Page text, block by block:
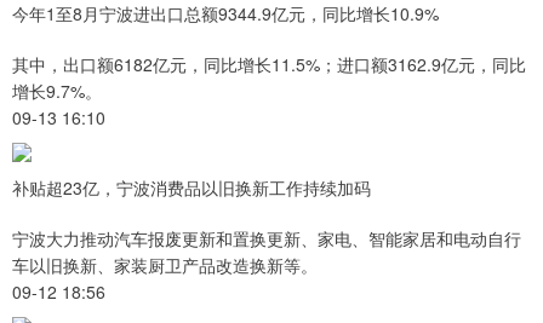
今年1至8月宁波进出口总额9344.9亿元，同比增长10.9%
其中，出口额6182亿元，同比增长11.5%；进口额3162.9亿元，同比
增长9.7%。
09-13 16:10
补贴超23亿，宁波消费品以旧换新工作持续加码
宁波大力推动汽车报废更新和置换更新、家电、智能家居和电动自行
车以旧换新、家装厨卫产品改造换新等。
09-12 18:56